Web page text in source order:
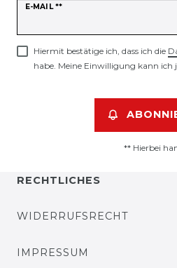
E-MAIL **
Newsletter
Hiermit bestätige ich, dass ich die
habe. Meine Einwilligung kann ich
** Hierbei
RECHTLICHES
WIDERRUFSRECHT
IMPRESSUM